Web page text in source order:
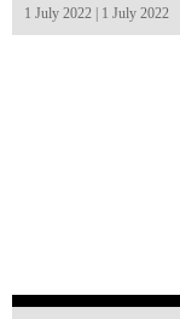
1 July 2022 | 1 July 2022